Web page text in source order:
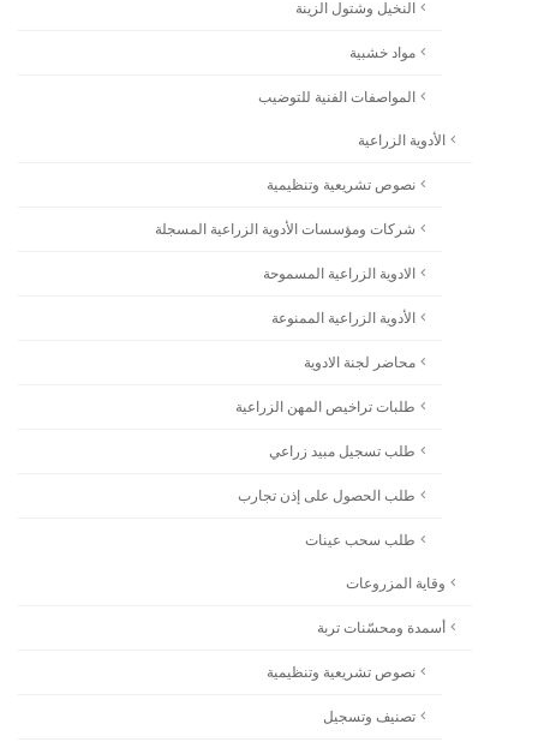
النخيل وشتول الزينة
مواد خشبية
المواصفات الفنية للتوضيب
الأدوية الزراعية
نصوص تشريعية وتنظيمية
شركات ومؤسسات الأدوية الزراعية المسجلة
الادوية الزراعية المسموحة
الأدوية الزراعية الممنوعة
محاضر لجنة الادوية
طلبات تراخيص المهن الزراعية
طلب تسجيل مبيد زراعي
طلب الحصول على إذن تجارب
طلب سحب عينات
وقاية المزروعات
أسمدة ومحسّنات تربة
نصوص تشريعية وتنظيمية
تصنيف وتسجيل